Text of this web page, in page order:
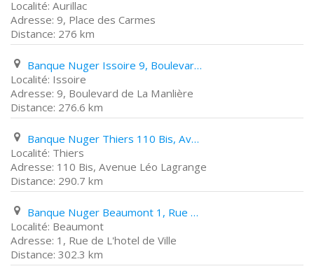
Aurillac
9, Place des Carmes
276 km
Banque Nuger Issoire 9, Boulevard de La Manlière
Issoire
9, Boulevard de La Manlière
276.6 km
Banque Nuger Thiers 110 Bis, Avenue Léo Lagrange
Thiers
110 Bis, Avenue Léo Lagrange
290.7 km
Banque Nuger Beaumont 1, Rue de L'hotel de Ville
Beaumont
1, Rue de L'hotel de Ville
302.3 km